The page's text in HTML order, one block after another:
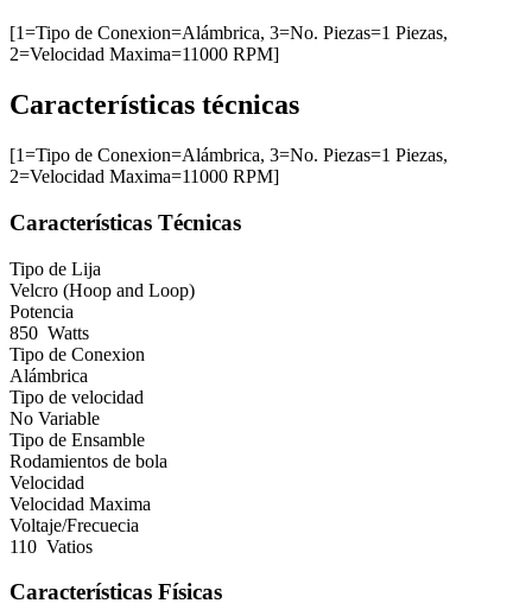
[1=Tipo de Conexion=Alámbrica, 3=No. Piezas=1 Piezas,
2=Velocidad Maxima=11000 RPM]
Características técnicas
[1=Tipo de Conexion=Alámbrica, 3=No. Piezas=1 Piezas,
2=Velocidad Maxima=11000 RPM]
Características Técnicas
Tipo de Lija
Velcro (Hoop and Loop)
Potencia
850 Watts
Tipo de Conexion
Alámbrica
Tipo de velocidad
No Variable
Tipo de Ensamble
Rodamientos de bola
Velocidad
Velocidad Maxima
Voltaje/Frecuecia
110 Vatios
Características Físicas